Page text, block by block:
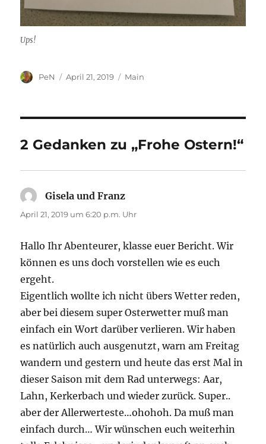
Ups!
Autor
PeN
Veröffentlicht
April 21, 2019 Kategorien
Main
2 Gedanken zu „Frohe Ostern!“
Gisela und Franz
April 21, 2019 um 6:20 p.m. Uhr
Hallo Ihr Abenteurer, klasse euer Bericht. Wir
können es uns doch vorstellen wie es euch
ergeht.
Eigentlich wollte ich nicht übers Wetter reden,
aber bei diesem super Osterwetter muß man
einfach ein Wort darüber verlieren. Wir haben
es natürlich auch ausgenutzt, warn am Freitag
wandern und gestern und heute das erst Mal in
dieser Saison mit dem Rad unterwegs: Aar,
Lahn, Kerkerbach und wieder zurück. Super..
aber der Allerwerteste…ohohoh. Da muß man
einfach durch… Wir wünschen euch weiterhin